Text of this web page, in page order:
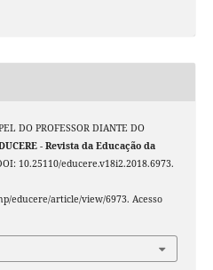
DO PROFESSOR DIANTE DO
- Revista da Educação da
10.25110/educere.v18i2.2018.6973.
educere/article/view/6973. Acesso